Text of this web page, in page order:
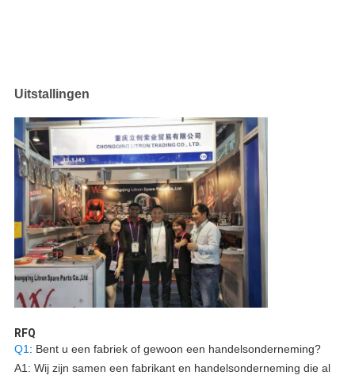
Uitstallingen
RFQ
Q1 : Bent u een fabriek of gewoon een handelsonderneming?
A1: Wij zijn samen een fabrikant en handelsonderneming die al